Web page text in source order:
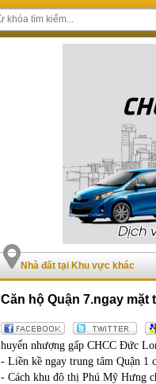
Nhà đất tại Khu vực khác
Căn hộ Quận 7.ngay mặt
huyển nhượng gấp CHCC Đức
- Liền kề ngay trung tâm Quận 1
- Cách khu đô thị Phú Mỹ Hưng